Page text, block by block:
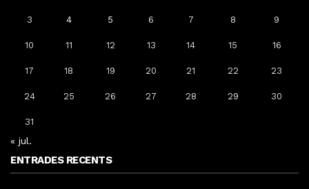
3 4 5 6 7 8 9
10 11 12 13 14 15 16
17 18 19 20 21 22 23
24 25 26 27 28 29 30
31
« jul.
ENTRADES RECENTS